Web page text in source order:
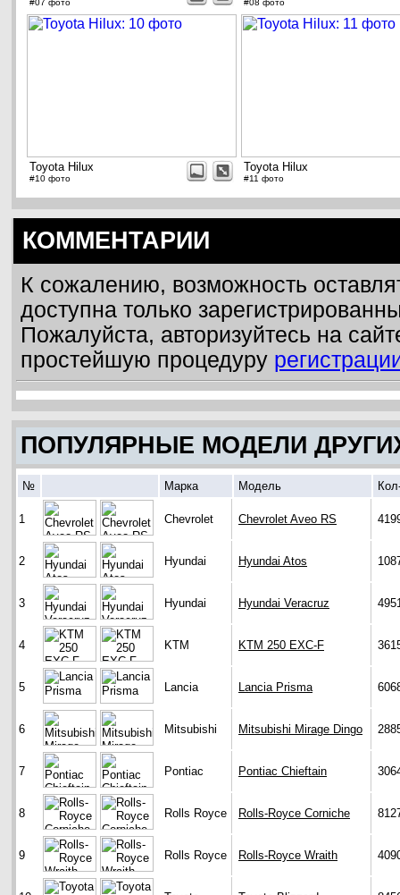
#07 фото #08 фото
Toyota Hilux
#10 фото
Toyota Hilux
#11 фото
КОММЕНТАРИИ
К сожалению, возможность
доступна только
Пожалуйста, авторизуйтесь на
простейшую процедуру
ПОПУЛЯРНЫЕ МОДЕЛИ
№ Марка Модель
1 Chevrolet Chevrolet Aveo RS
2 Hyundai Hyundai Atos
3 Hyundai Hyundai Veracruz
4 KTM KTM 250 EXC-F
5 Lancia Lancia Prisma
6 Mitsubishi Mitsubishi Mirage Dingo
7 Pontiac Pontiac Chieftain
8 Rolls Royce Rolls-Royce Corniche
9 Rolls Royce Rolls-Royce Wraith